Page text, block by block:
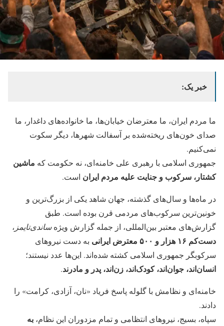
خبر یک:
ما مردم ایران، ما معترضان خیابان‌ها، ما خانواده‌های داغدار، ما
صدای خون‌های ریخته‌شده بر آسفالت شهرها، دیگر سکوت
نمی‌کنیم.
جمهوری اسلامی با رهبری علی خامنه‌ای، نه حکومت که ماشین
کشتار، سرکوب و جنایت علیه مردم ایران است.
در ماه‌ها و سال‌های گذشته، جهان شاهد یکی از بزرگ‌ترین و
خونین‌ترین سرکوب‌های مردمی قرن بوده است. طبق
گزارش‌های معتبر بین‌المللی، از جمله گزارش ویژهساندی‌تایمز ،
دست‌کم ۱۶ هزار و ۵۰۰ معترض ایرانی
به دست نیروهای
سرکوبگر جمهوری اسلامی کشته شده‌اند. این‌ها عدد نیستند؛
انسان‌اند، جوان‌اند، کودک‌اند، زن‌اند، پدر و مادرند.
خامنه‌ای و نظامش با گلوله پاسخ فریاد «نان، آزادی، کرامت» را
دادند.
سپاه، بسیج، نیروهای انتظامی و تمام مزدوران این نظام، به